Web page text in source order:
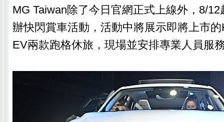
MG Taiwan除了今日官網正式上線外，8/
辦快閃賞車活動，活動中將展示即將上市
EV兩款跑格休旅，現場並安排專業人員服